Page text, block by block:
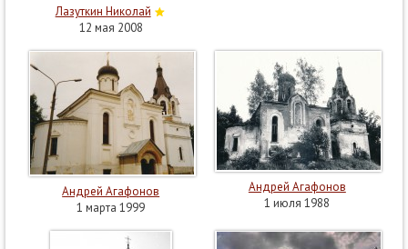
Лазуткин Николай
12 мая 2008
Андрей Агафонов
1 марта 1999
Андрей Агафонов
1 июля 1988